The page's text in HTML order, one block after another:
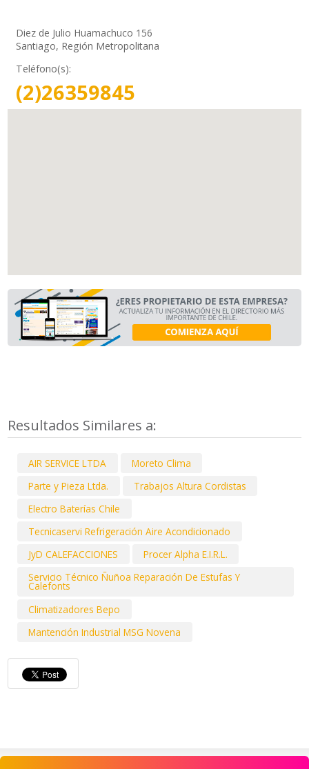
Diez de Julio Huamachuco 156
Santiago, Región Metropolitana
Teléfono(s):
(2)26359845
Resultados Similares a:
AIR SERVICE LTDA
Moreto Clima
Parte y Pieza Ltda.
Trabajos Altura Cordistas
Electro Baterías Chile
Tecnicaservi Refrigeración Aire Acondicionado
JyD CALEFACCIONES
Procer Alpha E.I.R.L.
Servicio Técnico Ñuñoa Reparación De Estufas Y
Calefonts
Climatizadores Bepo
Mantención Industrial MSG Novena